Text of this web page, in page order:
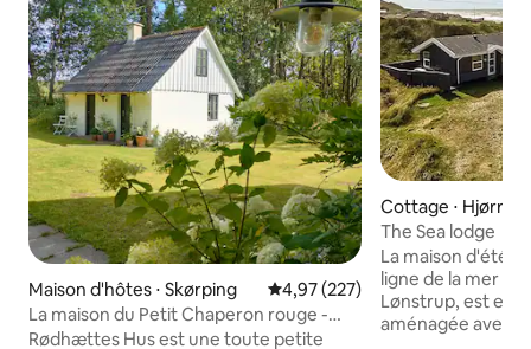
Maison d'hôtes ⋅ Skørping Évaluation moyenne sur la
4,97 (227)
La maison du Petit Chaperon rouge -
cachée dans la forêt profonde et
Rødhættes Hus est une toute petite
Cottage ⋅ Hjørring
The Sea lodge
La maison d'été,
ligne de la mer
Lønstrup, est
aménagée avec